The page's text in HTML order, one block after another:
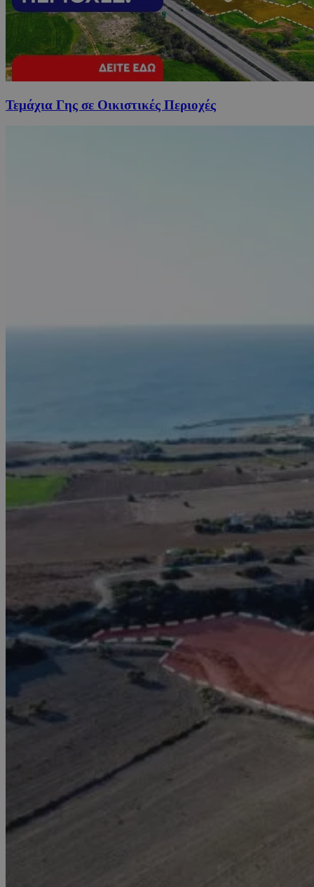
Τεμάχια Γης σε Οικιστικές Περιοχές